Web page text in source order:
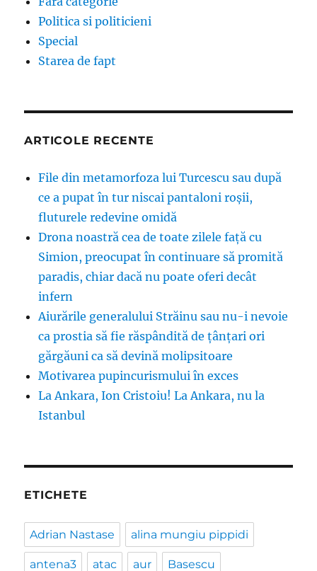
Politica si politicieni
Special
Starea de fapt
ARTICOLE RECENTE
File din metamorfoza lui Turcescu sau după
ce a pupat în tur niscai pantaloni roșii,
fluturele redevine omidă
Drona noastră cea de toate zilele față cu
Simion, preocupat în continuare să promită
paradis, chiar dacă nu poate oferi decât
infern
Aiurările generalului Străinu sau nu-i nevoie
ca prostia să fie răspândită de țânțari ori
gărgăuni ca să devină molipsitoare
Motivarea pupincurismului în exces
La Ankara, Ion Cristoiu! La Ankara, nu la
Istanbul
ETICHETE
Adrian Nastase alina mungiu pippidi
antena3 atac aur Basescu